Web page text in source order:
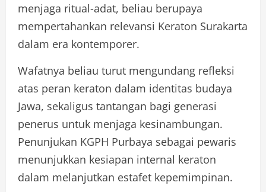
menjaga ritual-adat, beliau berupaya
mempertahankan relevansi Keraton Surakarta
dalam era kontemporer.
Wafatnya beliau turut mengundang refleksi
atas peran keraton dalam identitas budaya
Jawa, sekaligus tantangan bagi generasi
penerus untuk menjaga kesinambungan.
Penunjukan KGPH Purbaya sebagai pewaris
menunjukkan kesiapan internal keraton
dalam melanjutkan estafet kepemimpinan.